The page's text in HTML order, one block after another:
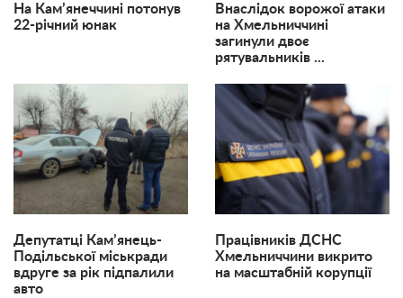
На Кам’янеччині потонув
22-річний юнак
Внаслідок ворожої атаки
на Хмельниччині
загинули двоє
рятувальників ...
Депутатці Кам’янець-
Подільської міськради
вдруге за рік підпалили
авто
Працівників ДСНС
Хмельниччини викрито
на масштабній корупції